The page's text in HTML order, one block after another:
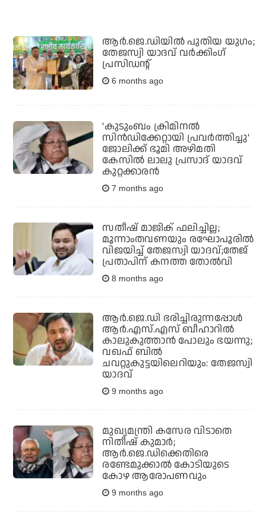
ആര്‍.ജെ.ഡിയില്‍ പുതിയ യുഗം;
തേജസ്വി യാദവ് വര്‍ക്കിംഗ്
പ്രസിഡന്റ്
6 months ago
'കുടുംബം ക്രിമിനല്‍
സിന്‍ഡിക്കേറ്റായി പ്രവര്‍ത്തിച്ചു'
ജോലിക്ക് ഭൂമി അഴിമതി
കേസില്‍ ലാലു പ്രസാദ് യാദവ്
കുറ്റക്കാരന്‍
7 months ago
സതീഷ് മാജിക് ഫലിച്ചില്ല;
മൂന്നാംതവണയും രഘോപൂരില്‍
വിജയിച്ച് തേജസ്വി യാദവ്;തേജ്
പ്രതാപിന് കനത്ത തോല്‍വി
8 months ago
ആര്‍.ജെ.ഡി ഭരിച്ചിരുന്നപ്പോള്‍
ആര്‍.എസ്.എസ് ബീഹാറില്‍
കാലുകുത്താന്‍ പോലും ഭയന്നു;
വഖഫ് ബില്‍
ചവറ്റുകുട്ടയിലെറിയും: തേജസ്വി
യാദവ്
9 months ago
മുഖ്യമന്ത്രി കസേര വിടാതെ
നിതീഷ് കുമാര്‍;
ആര്‍.ജെ.ഡിക്കെതിരെ
രണ്ടേമുക്കാല്‍ കോടിയുടെ
കോഴ ആരോപണവും
9 months ago